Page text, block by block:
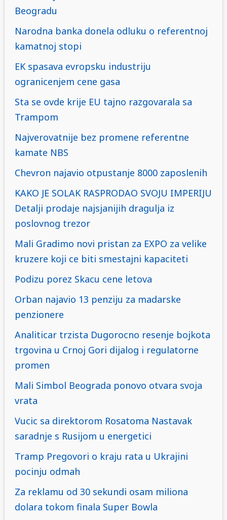
Beogradu
Narodna banka donela odluku o referentnoj
kamatnoj stopi
EK spasava evropsku industriju
ogranicenjem cene gasa
Sta se ovde krije EU tajno razgovarala sa
Trampom
Najverovatnije bez promene referentne
kamate NBS
Chevron najavio otpustanje 8000 zaposlenih
KAKO JE SOLAK RASPRODAO SVOJU IMPERIJU
Detalji prodaje najsjanijih dragulja iz
poslovnog trezor
Mali Gradimo novi pristan za EXPO za velike
kruzere koji ce biti smestajni kapaciteti
Podizu porez Skacu cene letova
Orban najavio 13 penziju za madarske
penzionere
Analiticar trzista Dugorocno resenje bojkota
trgovina u Crnoj Gori dijalog i regulatorne
promen
Mali Simbol Beograda ponovo otvara svoja
vrata
Vucic sa direktorom Rosatoma Nastavak
saradnje s Rusijom u energetici
Tramp Pregovori o kraju rata u Ukrajini
pocinju odmah
Za reklamu od 30 sekundi osam miliona
dolara tokom finala Super Bowla